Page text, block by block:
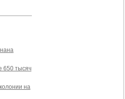
650 тысяч
на